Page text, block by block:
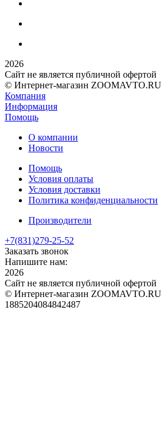
2026
Сайт не является публичной офертой
© Интернет-магазин ZOOMAVTO.RU
Компания
Информация
Помощь
О компании
Новости
Помощь
Условия оплаты
Условия доставки
Политика конфиденциальности
Производители
+7(831)279-25-52
Заказать звонок
Напишите нам:
2026
Сайт не является публичной офертой
© Интернет-магазин ZOOMAVTO.RU
1885204084842487